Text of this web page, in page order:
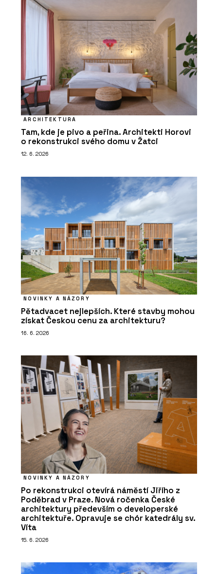
ARCHITEKTURA
Tam, kde je pivo a peřina. Architekti Horovi
o rekonstrukci svého domu v Žatci
12. 6. 2026
NOVINKY A NÁZORY
Pětadvacet nejlepších. Které stavby mohou
získat Českou cenu za architekturu?
16. 6. 2026
NOVINKY A NÁZORY
Po rekonstrukci otevírá náměstí Jiřího z
Poděbrad v Praze. Nová ročenka České
architektury především o developerské
architektuře. Opravuje se chór katedrály sv.
Víta
15. 6. 2026